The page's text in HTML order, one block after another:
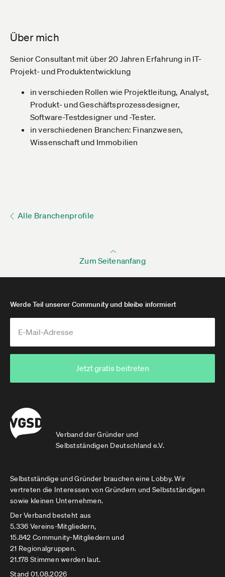
Über mich
Senior Consultant mit über 20 Jahren Erfahrung in IT-
Projekt- und Produktentwicklung
in verschieden Rollen wie Projektleitung, Analyst,
Produkt- und Geschäftsprozessdesigner,
Software-Testdesigner und -Tester.
in verschiedenen Branchen: Finanzwesen,
Wissenschaft und Immobilien
Alle Branchenprofile
Zum Seitenanfang
Verband der Gründer und
Selbstständigen Deutschland e.V.
Werde Teil unserer Community und bleibe informiert
Jetzt gratis beitreten
Selbstständige und Gründer brauchen eine Lobby. Wir
vertreten die Interessen von Gründern und Selbstständigen
sowie kleinen Unternehmen.
Der Verband besteht aus
5.336 Vereins-Mitgliedern,
15.842 Community-Mitgliedern und
21 Regionalgruppen.
21.178 Stimmen werden laut.
Stand 01.08.2026